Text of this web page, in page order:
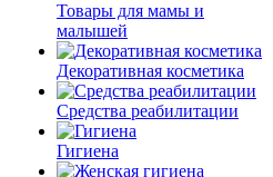
Товары для мамы и
малышей
Декоративная косметика
Средства реабилитации
Гигиена